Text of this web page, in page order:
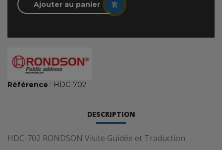
Ajouter au panier
Référence : HDC-702
DESCRIPTION
HDC-702 RONDSON Visite Guidée et Traduction